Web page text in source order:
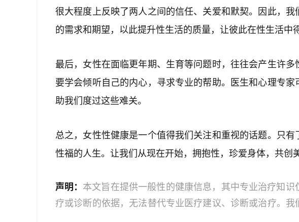
很大程度上反映了两人之间的信任、关爱和默契。因此，
的需求和期望，以此提升性生活的质量，让彼此在性生活中
最后，女性在面临更年期、生育等问题时，往往会产生许多
要学会倾听自己的内心，寻求专业的帮助。医生和心理专
助我们度过这些难关。
总之，女性性健康是一个值得我们关注和重视的话题。只
性福的人生。让我们从现在开始，拥抱性，珍爱身体，共创
声明： 本文旨在提供一般性的健康信息，其中专业治疗知
疗或诊断的依据，无法替代专业医疗建议、诊断或治疗。